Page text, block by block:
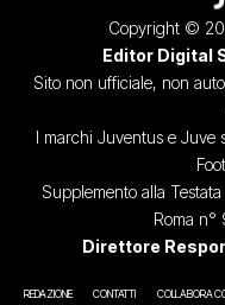
Copyright ©
Editor Digital
Sito non ufficiale, non
I marchi Juventus e Juve
Supplemento alla
Roma
Direttore
REDAZIONE CONTATTI COLLABORA